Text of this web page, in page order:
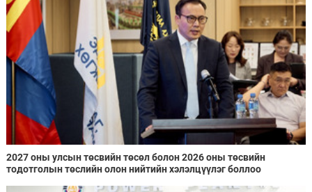
2027 оны улсын төсвийн төсөл болон 2026 оны төсвийн
тодотголын төслийн олон нийтийн хэлэлцүүлэг боллоо